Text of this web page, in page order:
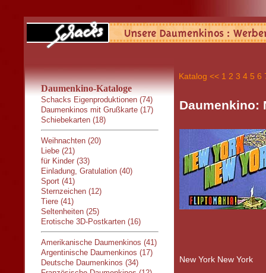
Daumenkino-Kataloge
Schacks Eigenproduktionen (74)
Daumenkinos mit Grußkarte (17)
Schiebekarten (18)
Weihnachten (20)
Liebe (21)
für Kinder (33)
Einladung, Gratulation (40)
Sport (41)
Sternzeichen (12)
Tiere (41)
Seltenheiten (25)
Erotische 3D-Postkarten (16)
Amerikanische Daumenkinos (41)
Argentinische Daumenkinos (17)
Deutsche Daumenkinos (34)
Katalog << 1 2 3 4 5 6
Daumenkino:
New York New York